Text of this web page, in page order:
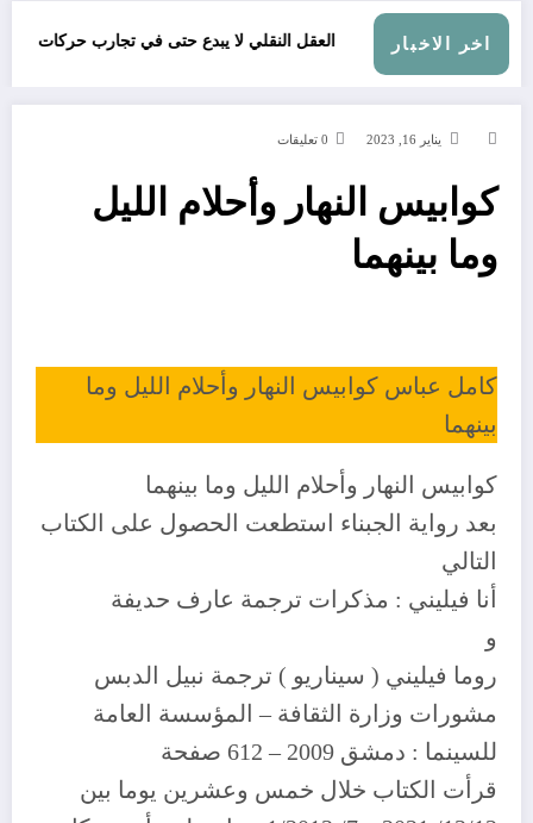
اخر الاخبار
العقل النقلي لا يبدع حتى في تجارب حركات التحرر الوطني
يناير 16, 2023 0 تعليقات
كوابيس النهار وأحلام الليل
وما بينهما
كامل عباس كوابيس النهار وأحلام الليل وما
بينهما
كوابيس النهار وأحلام الليل وما بينهما
بعد رواية الجبناء استطعت الحصول على الكتاب
التالي
أنا فيليني : مذكرات ترجمة عارف حديفة
و
روما فيليني ( سيناريو ) ترجمة نبيل الدبس
مشورات وزارة الثقافة – المؤسسة العامة
للسينما : دمشق 2009 – 612 صفحة
قرأت الكتاب خلال خمس وعشرين يوما بين